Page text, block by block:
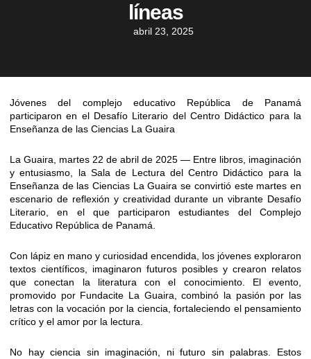
líneas
abril 23, 2025
Jóvenes del complejo educativo República de Panamá
participaron en el Desafío Literario del Centro Didáctico para la
Enseñanza de las Ciencias La Guaira
La Guaira, martes 22 de abril de 2025 — Entre libros, imaginación
y entusiasmo, la Sala de Lectura del Centro Didáctico para la
Enseñanza de las Ciencias La Guaira se convirtió este martes en
escenario de reflexión y creatividad durante un vibrante Desafío
Literario, en el que participaron estudiantes del Complejo
Educativo República de Panamá.
Con lápiz en mano y curiosidad encendida, los jóvenes exploraron
textos científicos, imaginaron futuros posibles y crearon relatos
que conectan la literatura con el conocimiento. El evento,
promovido por Fundacite La Guaira, combinó la pasión por las
letras con la vocación por la ciencia, fortaleciendo el pensamiento
crítico y el amor por la lectura.
No hay ciencia sin imaginación, ni futuro sin palabras. Estos